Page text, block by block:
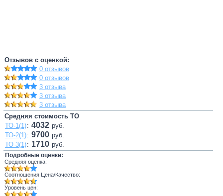
Отзывов с оценкой:
0 отзывов
0 отзывов
3 отзыва
3 отзыва
3 отзыва
Средняя стоимость ТО
ТО-1(1): 4032 руб.
ТО-2(1): 9700 руб.
ТО-3(1): 1710 руб.
Подробные оценки:
Средняя оценка:
Соотношения Цена/Качество:
Уровень цен: